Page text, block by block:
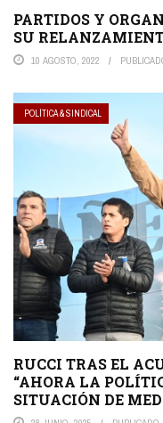
PARTIDOS Y
SU
10 AGOSTO, 2022
POLÍTICA & SINDICAL
RUCCI TRAS EL
“AHORA LA
SITUACIÓN DE